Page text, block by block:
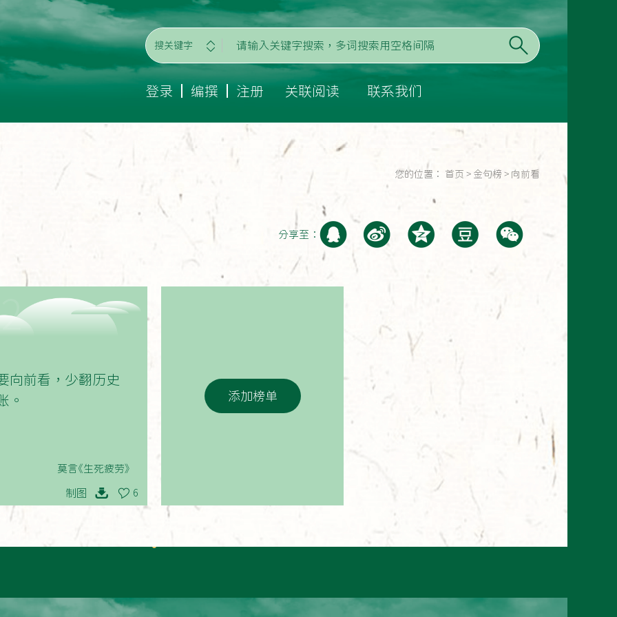
搜关键字
登录 编撰 注册 关联阅读 联系我们
您的位置： 首页 > 金句榜 > 向前看
分享至：
向前看，少翻历史
。
莫言《生死疲劳》
制图 6
添加榜单